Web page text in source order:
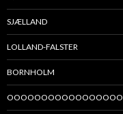
SJÆLLAND
LOLLAND-FALSTER
BORNHOLM
OOOOOOOOOOOOOOOOO